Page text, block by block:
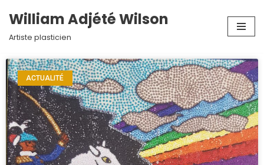
contenu
William Adjété Wilson
Artiste plasticien
ACTUALITÉ